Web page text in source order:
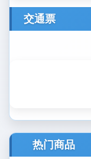
交通票
热门商品